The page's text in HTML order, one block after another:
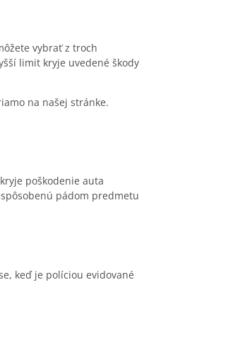
vybrať z troch
limit kryje uvedené škody
na našej stránke.
poškodenie auta
pádom predmetu
keď je políciou evidované